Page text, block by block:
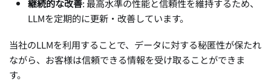
継続的な改善: 最高水準の性能と信頼性を維持するため、
LLMを定期的に更新・改善しています。
当社のLLMを利用することで、データに対する秘匿性が保たれ
ながら、お客様は信頼できる情報を受け取ることができま
す。